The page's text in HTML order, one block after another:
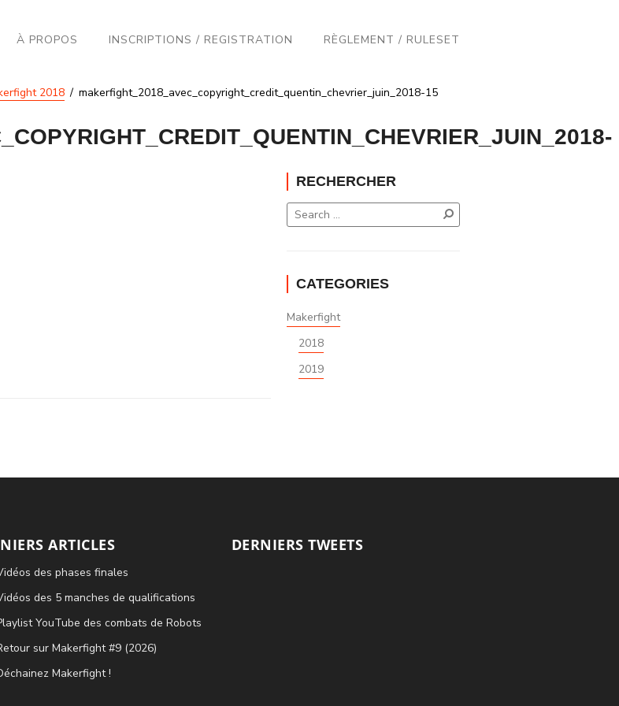
À PROPOS INSCRIPTIONS / REGISTRATION RÈGLEMENT / RULESET
2018 makerfight_2018_avec_copyright_credit_quentin_chevrier_juin_2018-15
RECHERCHER
CATEGORIES
Makerfight
2018
2019
ARTICLES
des phases finales
des 5 manches de qualifications
YouTube des combats de Robots
sur Makerfight #9 (2026)
Makerfight !
DERNIERS TWEETS